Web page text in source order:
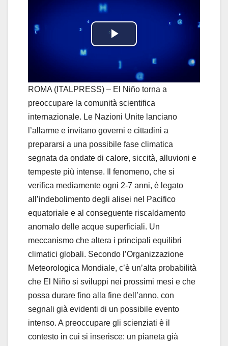
P
l
a
y
V
i
d
e
o
ROMA (ITALPRESS) – El Niño torna a
preoccupare la comunità scientifica
internazionale. Le Nazioni Unite lanciano
l’allarme e invitano governi e cittadini a
prepararsi a una possibile fase climatica
segnata da ondate di calore, siccità, alluvioni e
tempeste più intense. Il fenomeno, che si
verifica mediamente ogni 2-7 anni, è legato
all’indebolimento degli alisei nel Pacifico
equatoriale e al conseguente riscaldamento
anomalo delle acque superficiali. Un
meccanismo che altera i principali equilibri
climatici globali. Secondo l’Organizzazione
Meteorologica Mondiale, c’è un’alta probabilità
che El Niño si sviluppi nei prossimi mesi e che
possa durare fino alla fine dell’anno, con
segnali già evidenti di un possibile evento
intenso. A preoccupare gli scienziati è il
contesto in cui si inserisce: un pianeta già